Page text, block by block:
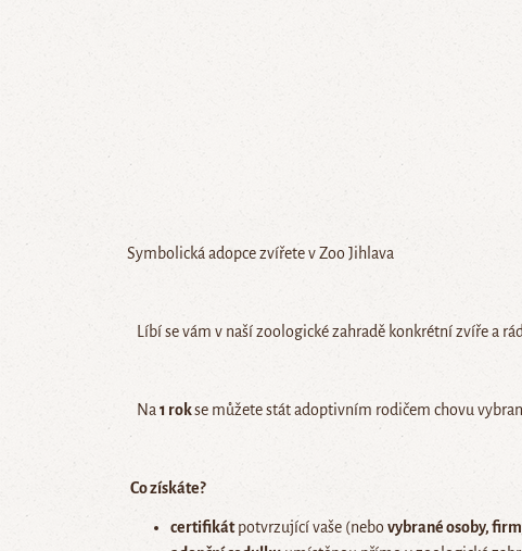
Symbolická adopce zvířete v Zoo Jihlava
Líbí se vám v naší zoologické zahradě konkrétní zvíře a
Na 1 rokse můžete stát adoptivním rodičem chovu
Co získáte?
certifikátpotvrzující vaše (nebo vybrané osoby,